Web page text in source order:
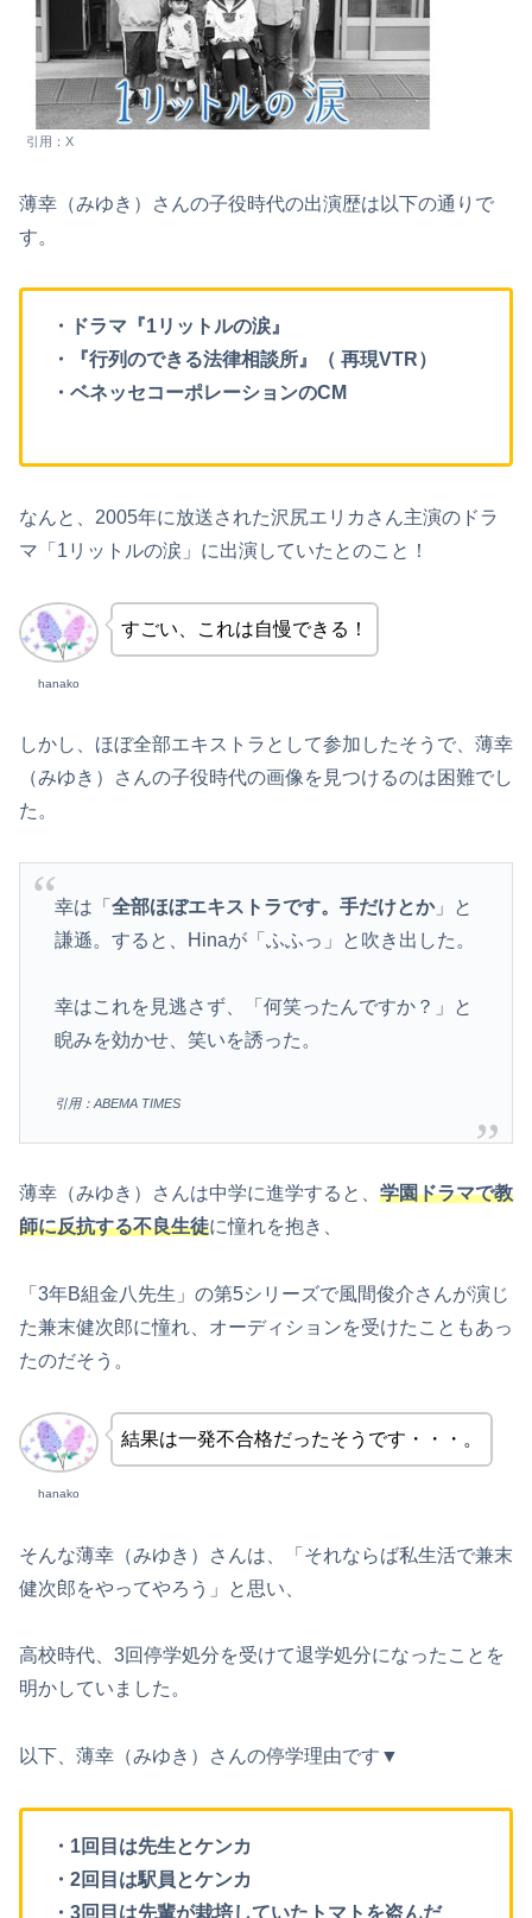
引用：X
薄幸（みゆき）さんの子役時代の出演歴は以下の通りで
す。
・ドラマ『1リットルの涙』
・『行列のできる法律相談所』（ 再現VTR）
・ベネッセコーポレーションのCM
なんと、2005年に放送された沢尻エリカさん主演のドラ
マ「1リットルの涙」に出演していたとのこと！
hanako
すごい、これは自慢できる！
しかし、ほぼ全部エキストラとして参加したそうで、薄幸
（みゆき）さんの子役時代の画像を見つけるのは困難でし
た。
幸は「 全部ほぼエキストラです。手だけとか」と
謙遜。すると、Hinaが「ふふっ」と吹き出した。
幸はこれを見逃さず、「何笑ったんですか？」と
睨みを効かせ、笑いを誘った。
引用：ABEMA TIMES
薄幸（みゆき）さんは中学に進学すると、 学園ドラマで教
師に反抗する不良生徒に憧れを抱き、
「3年B組金八先生」の第5シリーズで風間俊介さんが演じ
た兼末健次郎に憧れ、オーディションを受けたこともあっ
たのだそう。
hanako
結果は一発不合格だったそうです・・・。
そんな薄幸（みゆき）さんは、「それならば私生活で兼末
健次郎をやってやろう」と思い、
高校時代、3回停学処分を受けて退学処分になったことを
明かしていました。
以下、薄幸（みゆき）さんの停学理由です▼
・1回目は先生とケンカ
・2回目は駅員とケンカ
・3回目は先輩が栽培していたトマトを盗んだ